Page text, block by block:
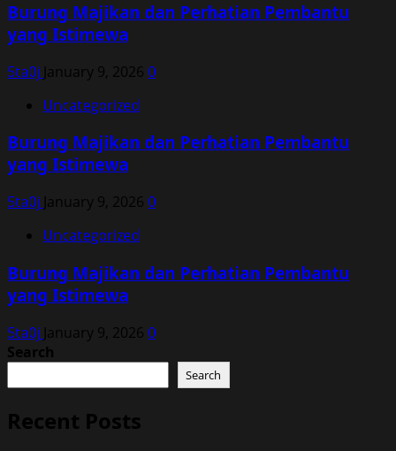
Burung Majikan dan Perhatian Pembantu
yang Istimewa
5ta0j January 9, 2026 0
Uncategorized
Burung Majikan dan Perhatian Pembantu
yang Istimewa
5ta0j January 9, 2026 0
Uncategorized
Burung Majikan dan Perhatian Pembantu
yang Istimewa
5ta0j January 9, 2026 0
Search
Search
Recent Posts